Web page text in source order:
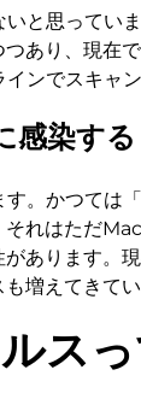
と思ってい
あり、現在
ンでスキャ
感染する
。かつては
れはただ
あります。
増えてきてい
スっ